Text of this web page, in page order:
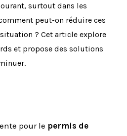
surtout dans les
peut-on réduire ces
? Cet article explore
et propose des solutions
pour le permis de